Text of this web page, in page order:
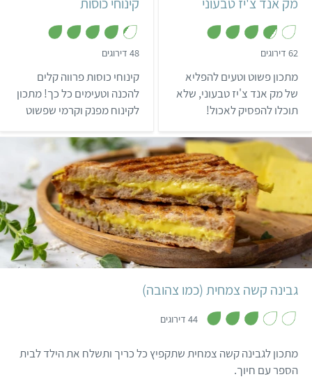
62 דירוגים
.
7
מ
ת
ו
מתכון פשוט וטעים להפליא
של מק אנד צ'יז טבעוני, שלא
תוכלו להפסיק לאכול!
48 דירוגים
.
2
מ
ת
ו
קינוחי כוסות פרווה קלים
להכנה וטעימים כל כך! מתכון
לקינוח מפנק וקרמי שפשוט
מומלץ להגיש בארוחה
לשבועות או בכל סעודה
אחרת שאתם רוצים להפוך
לקצת יותר חגיגית.
בינוני 4 שעות ו-15 דקות
גבינה קשה צמחית (כמו צהובה)
44 דירוגים
ת
מתכון לגבינה קשה צמחית שתקפיץ כל כריך ותשלח את הילד לבית
הספר עם חיוך.